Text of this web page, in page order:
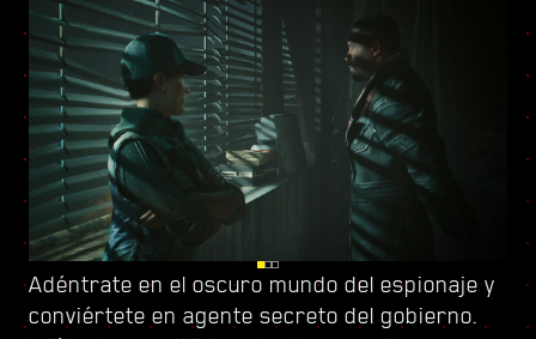
Adéntrate en el oscuro mundo del espionaje y
conviértete en agente secreto del gobierno.
Vigila tus espaldas en Dogtown, una urbe en
ruinas dentro de otra urbe controlada por
Sube el listón con
un nuevo árbol de habilidadesy conforma un